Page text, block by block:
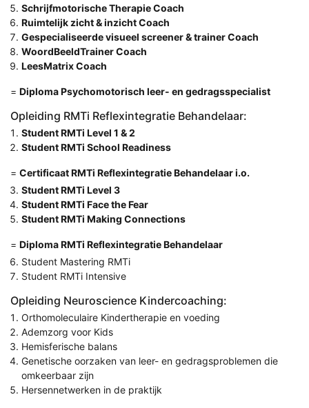
Schrijfmotorische Therapie Coach
Ruimtelijk zicht & inzicht Coach
Gespecialiseerde visueel screener & trainer Coach
WoordBeeldTrainer Coach
LeesMatrix Coach
= Diploma Psychomotorisch leer- en gedragsspecialist
Opleiding RMTi Reflexintegratie Behandelaar:
Student RMTi Level 1 & 2
Student RMTi School Readiness
= Certificaat RMTi Reflexintegratie Behandelaar i.o.
Student RMTi Level 3
Student RMTi Face the Fear
Student RMTi Making Connections
= Diploma RMTi Reflexintegratie Behandelaar
Student Mastering RMTi
Student RMTi Intensive
Opleiding Neuroscience Kindercoaching:
Orthomoleculaire Kindertherapie en voeding
Ademzorg voor Kids
Hemisferische balans
Genetische oorzaken van leer- en gedragsproblemen die
omkeerbaar zijn
Hersennetwerken in de praktijk